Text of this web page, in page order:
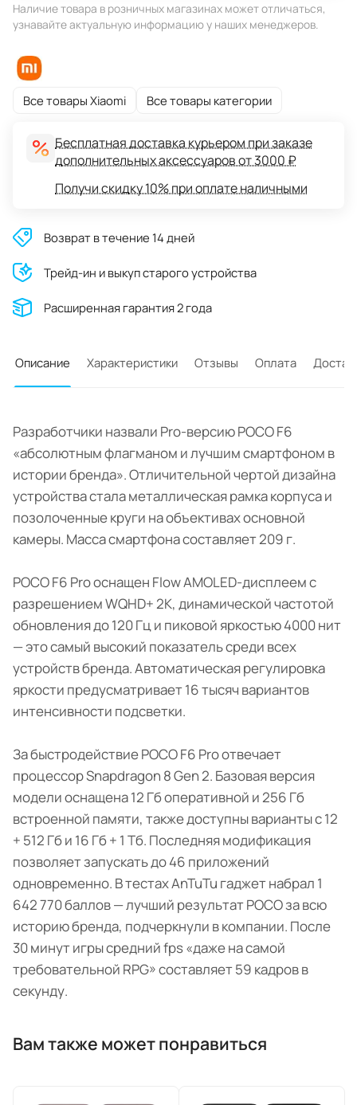
Наличие товара в розничных магазинах может отличаться,
узнавайте актуальную информацию у наших менеджеров.
Все товары Xiaomi Все товары категории
Бесплатная доставка курьером при заказе
дополнительных аксессуаров от 3000 ₽
Получи скидку 10% при оплате наличными
Возврат в течение 14 дней
Трейд-ин и выкуп старого устройства
Расширенная гарантия 2 года
Описание Характеристики Отзывы Оплата
Разработчики назвали Pro-версию POCO F6
«абсолютным флагманом и лучшим смартфоном в
истории бренда». Отличительной чертой дизайна
устройства стала металлическая рамка корпуса и
позолоченные круги на объективах основной
камеры. Масса смартфона составляет 209 г.
POCO F6 Pro оснащен Flow AMOLED-дисплеем с
разрешением WQHD+ 2К, динамической частотой
обновления до 120 Гц и пиковой яркостью 4000 нит
— это самый высокий показатель среди всех
устройств бренда. Автоматическая регулировка
яркости предусматривает 16 тысяч вариантов
интенсивности подсветки.
За быстродействие POCO F6 Pro отвечает
процессор Snapdragon 8 Gen 2. Базовая версия
модели оснащена 12 Гб оперативной и 256 Гб
встроенной памяти, также доступны варианты с 12
+ 512 Гб и 16 Гб + 1 Тб. Последняя модификация
позволяет запускать до 46 приложений
одновременно. В тестах AnTuTu гаджет набрал 1
642 770 баллов — лучший результат POCO за всю
историю бренда, подчеркнули в компании. После
30 минут игры средний fps «даже на самой
требовательной RPG» составляет 59 кадров в
секунду.
Вам также может понравиться